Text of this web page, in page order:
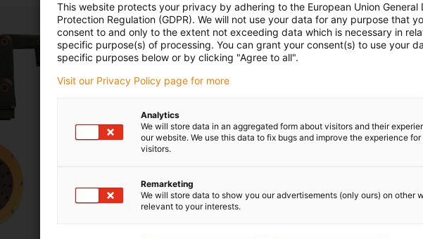
Obchod
nákladově
V našem
Prohlédněte si
Do obchodu
This website protects your privacy by adhering to the European Union General
Protection Regulation (GDPR). We will not use your data for any purpose that
consent to and only to the extent not exceeding data which is necessary in
specific purpose(s) of processing. You can grant your consent(s) to use your
specific purposes below or by clicking "Agree to all".
Visit our Privacy Policy page for more
Analytics
We will store data in an aggregated form about visitors and their
our website. We use this data to fix bugs and improve the experience for
visitors.
Remarketing
We will store data to show you our advertisements (only ours) on other
relevant to your interests.